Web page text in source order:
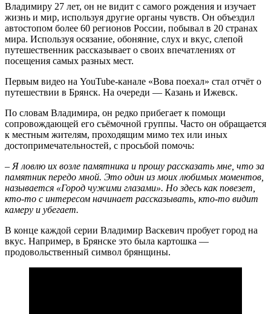
Владимиру 27 лет, он не видит с самого рождения и изучает
жизнь и мир, используя другие органы чувств. Он объездил
автостопом более 60 регионов России, побывал в 20 странах
мира. Используя осязание, обоняние, слух и вкус, слепой
путешественник рассказывает о своих впечатлениях от
посещения самых разных мест.
Первым видео на YouTube-канале «Вова поехал» стал отчёт о
путешествии в Брянск. На очереди — Казань и Ижевск.
По словам Владимира, он редко прибегает к помощи
сопровождающей его съёмочной группы. Часто он обращается
к местным жителям, проходящим мимо тех или иных
достопримечательностей, с просьбой помочь:
– Я ловлю их возле памятника и прошу рассказать мне, что за
памятник передо мной. Это один из моих любимых моментов,
называется «Город чужими глазами». Но здесь как повезет,
кто-то с интересом начинает рассказывать, кто-то видит
камеру и убегает.
В конце каждой серии Владимир Васкевич пробует город на
вкус. Например, в Брянске это была картошка —
продовольственный символ брянщины.